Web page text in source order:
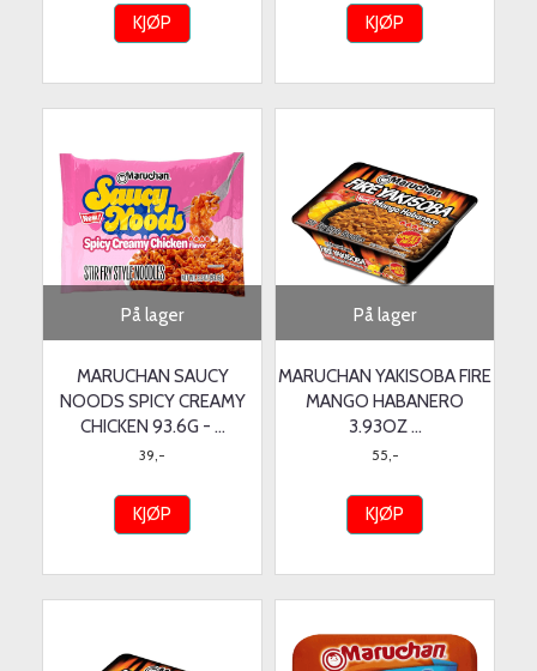
KJØP KJØP
På lager
MARUCHAN SAUCY
NOODS SPICY CREAMY
CHICKEN 93.6G - ...
39,-
KJØP
På lager
MARUCHAN YAKISOBA FIRE
MANGO HABANERO
3.93OZ ...
55,-
KJØP